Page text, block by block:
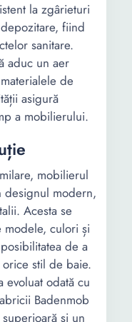
la zgârieturi
fiind
sanitare.
aduc un aer
de
asigură
a mobilierului.
mobilierul
designul modern,
Acesta se
modele, culori și
de a
stil de baie.
evoluat odată cu
Badenmob
și un